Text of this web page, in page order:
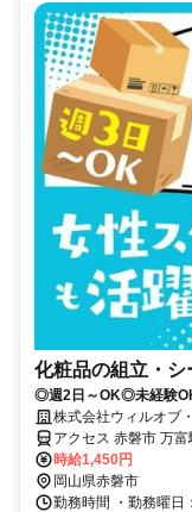
化粧品の組立・
◎週2日～OK◎未経験
車場完備】
株式会社ウィルオブ
アクセス 赤磐市 万
中・翌月入社大歓迎♪
時給1,450円
岡山県赤磐市
勤務時間 ・勤務曜日